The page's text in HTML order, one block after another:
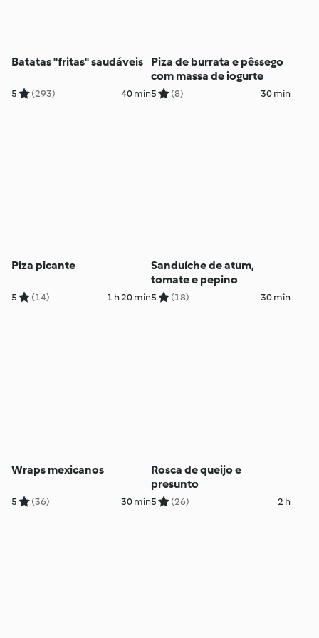
Batatas "fritas" saudáveis
5 (293) 40 min
Piza de burrata e pêssego
com massa de iogurte
5 (8) 30 min
Piza picante
5 (14) 1 h 20 min
Sanduíche de atum,
tomate e pepino
5 (18) 30 min
Wraps mexicanos
5 (36) 30 min
Rosca de queijo e
presunto
5 (26) 2 h